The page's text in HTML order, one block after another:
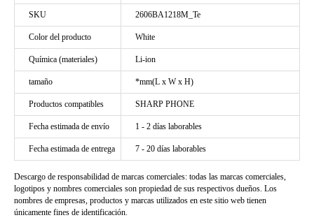
SKU 2606BA1218M_Te
Color del producto White
Química (materiales) Li-ion
tamaño *mm(L x W x H)
Productos compatibles SHARP PHONE
Fecha estimada de envío 1 - 2 días laborables
Fecha estimada de entrega 7 - 20 días laborables
Descargo de responsabilidad de marcas comerciales: todas las marcas comerciales,
logotipos y nombres comerciales son propiedad de sus respectivos dueños. Los
nombres de empresas, productos y marcas utilizados en este sitio web tienen
únicamente fines de identificación.